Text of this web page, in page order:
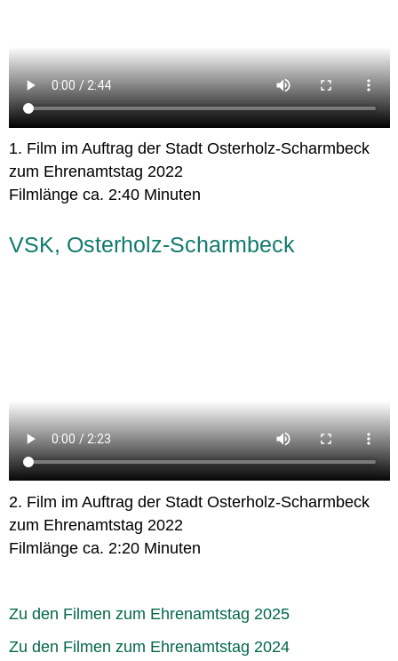
1. Film im Auftrag der Stadt Osterholz-Scharmbeck
zum Ehrenamtstag 2022
Filmlänge ca. 2:40 Minuten
VSK, Osterholz-Scharmbeck
2. Film im Auftrag der Stadt Osterholz-Scharmbeck
zum Ehrenamtstag 2022
Filmlänge ca. 2:20 Minuten
Zu den Filmen zum Ehrenamtstag 2025
Zu den Filmen zum Ehrenamtstag 2024